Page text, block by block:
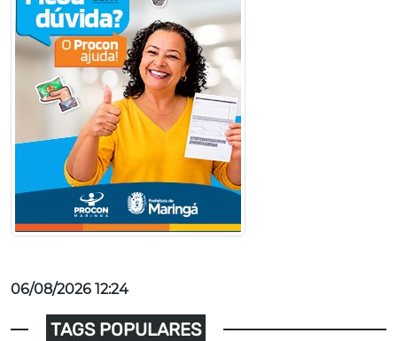
06/08/2026 12:24
TAGS POPULARES